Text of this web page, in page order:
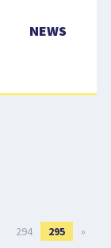
NEWS
294 295 »